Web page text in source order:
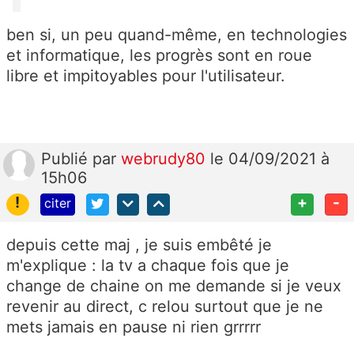
ben si, un peu quand-même, en technologies
et informatique, les progrès sont en roue
libre et impitoyables pour l'utilisateur.
Publié par webrudy80 le 04/09/2021 à
15h06
!
citer + -
depuis cette maj , je suis embêté je
m'explique : la tv a chaque fois que je
change de chaine on me demande si je veux
revenir au direct, c relou surtout que je ne
mets jamais en pause ni rien grrrrr